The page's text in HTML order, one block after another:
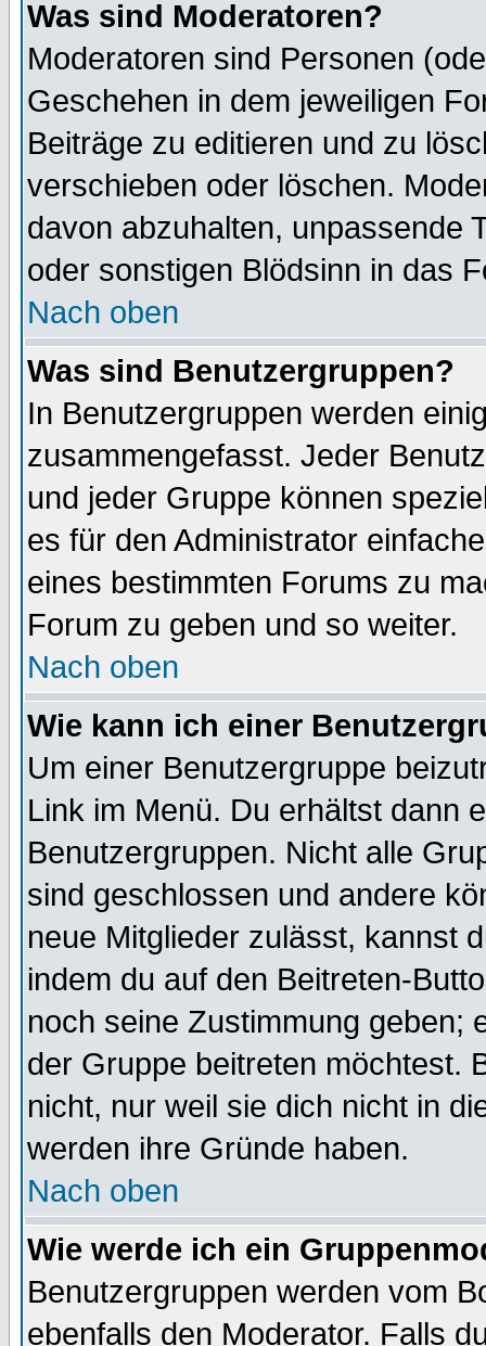
Was sind Moderatoren?
Moderatoren sind Personen
Geschehen in dem jeweiligen
Beiträge zu editieren und zu
verschieben oder löschen.
davon abzuhalten, unpassende
oder sonstigen Blödsinn in das
Nach oben
Was sind Benutzergruppen?
In Benutzergruppen werden
zusammengefasst. Jeder
und jeder Gruppe können
es für den Administrator
eines bestimmten Forums zu
Forum zu geben und so weiter.
Nach oben
Wie kann ich einer
Um einer Benutzergruppe
Link im Menü. Du erhältst dann
Benutzergruppen. Nicht alle
sind geschlossen und andere
neue Mitglieder zulässt, kannst
indem du auf den Beitreten-
noch seine Zustimmung geben;
der Gruppe beitreten möchtest.
nicht, nur weil sie dich nicht in
werden ihre Gründe haben.
Nach oben
Wie werde ich ein
Benutzergruppen werden vom
ebenfalls den Moderator. Falls